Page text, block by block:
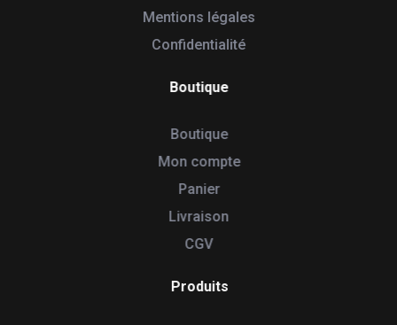
Mentions légales
Confidentialité
Boutique
Boutique
Mon compte
Panier
Livraison
CGV
Produits